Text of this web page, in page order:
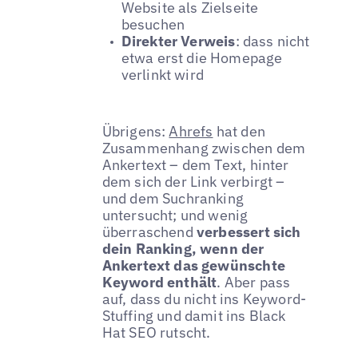
Website als Zielseite
besuchen
Direkter Verweis: dass nicht
etwa erst die Homepage
verlinkt wird
Übrigens:Ahrefs hat den
Zusammenhang zwischen dem
Ankertext – dem Text, hinter
dem sich der Link verbirgt –
und dem Suchranking
untersucht; und wenig
überraschend verbessert sich
dein Ranking, wenn der
Ankertext das gewünschte
Keyword enthält. Aber pass
auf, dass du nicht ins Keyword-
Stuffing und damit ins Black
Hat SEO rutscht.